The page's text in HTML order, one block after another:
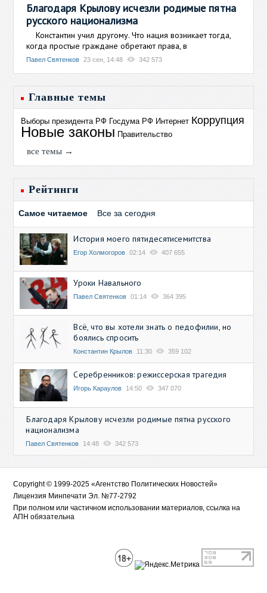
Благодаря Крылову исчезли родимые пятна
русского национализма
Константин учил другому. Что нация возникает тогда,
когда простые граждане обретают права, в
Павел Святенков 23 сен, 14:48 342 573
Главные темы
Выборы президента РФ Госдума РФ Интернет Коррупция
Новые законы Правительство
все темы →
Рейтинги
Самое читаемое Все за сегодня
История моего пятидесятисемитства
Егор Холмогоров 02:14 407 655
Уроки Навального
Павел Святенков 01:14 364 395
Всё, что вы хотели знать о педофилии, но
боялись спросить
Константин Крылов 11:30 359 102
Серебренников: режиссерская трагедия
Игорь Караулов 14:50 347 070
Благодаря Крылову исчезли родимые пятна русского
национализма
Павел Святенков 14:48 342 573
Copyright © 1999-2025 «Агентство Политических Новостей»
Лицензия Минпечати Эл. №77-2792
При полном или частичном использовании материалов, ссылка на
АПН обязательна